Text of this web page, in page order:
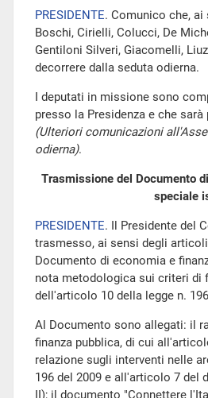
PRESIDENTE. Comunico che,
Boschi, Cirielli, Colucci, De
Gentiloni Silveri, Giacomelli,
decorrere dalla seduta odierna.
I deputati in missione sono
presso la Presidenza e che
(Ulteriori comunicazioni
odierna).
Trasmissione del Documento
speciale
PRESIDENTE. Il Presidente del
trasmesso, ai sensi degli
Documento di economia e
nota metodologica sui criteri di
dell'articolo 10 della legge n.
Al Documento sono allegati: il
finanza pubblica, di cui
relazione sugli interventi nelle
196 del 2009 e all'articolo 7 del
II); il documento "Connettere